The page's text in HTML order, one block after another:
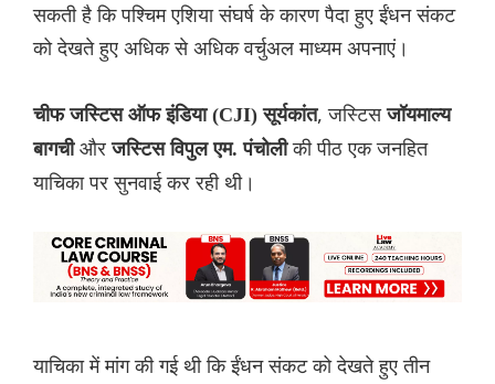
सकती है कि पश्चिम एशिया संघर्ष के कारण पैदा हुए ईंधन संकट
को देखते हुए अधिक से अधिक वर्चुअल माध्यम अपनाएं।
चीफ जस्टिस ऑफ इंडिया (CJI) सूर्यकांत, जस्टिसजॉयमाल्य
बागचीऔरजस्टिस विपुल एम. पंचोलीकी पीठ एक जनहित
याचिका पर सुनवाई कर रही थी।
याचिका में मांग की गई थी कि ईंधन संकट को देखते हुए तीन